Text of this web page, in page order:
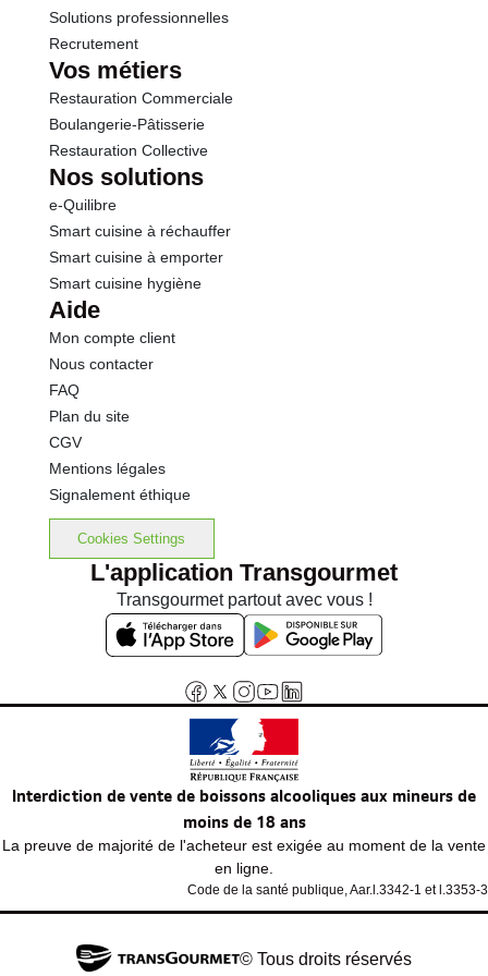
Solutions professionnelles
Recrutement
Vos métiers
Restauration Commerciale
Boulangerie-Pâtisserie
Restauration Collective
Nos solutions
e-Quilibre
Smart cuisine à réchauffer
Smart cuisine à emporter
Smart cuisine hygiène
Aide
Mon compte client
Nous contacter
FAQ
Plan du site
CGV
Mentions légales
Signalement éthique
Cookies Settings
L'application Transgourmet
Transgourmet partout avec vous !
Interdiction de vente de boissons alcooliques aux mineurs de
moins de 18 ans
La preuve de majorité de l'acheteur est exigée au moment de la vente
en ligne.
Code de la santé publique, Aar.l.3342-1 et l.3353-3
© Tous droits réservés